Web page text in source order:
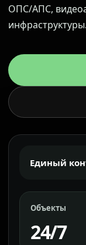
ОПС/АПС,
инфраструктуры.
Единый
Объекты
24/7